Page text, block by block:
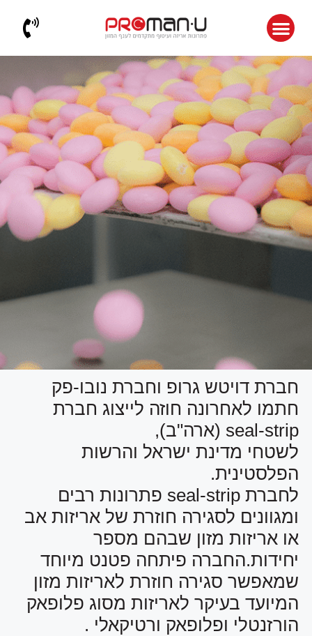
חברת דויטש גרופ וחברת נובו-פק
חתמו לאחרונה חוזה לייצוג חברת
seal-strip (ארה"ב),
לשטחי מדינת ישראל והרשות
הפלסטינית.
לחברת seal-strip פתרונות רבים
ומגוונים לסגירה חוזרת של אריזות אב
או אריזות מזון שבהם מספר
יחידות.החברה פיתחה פטנט מיוחד
שמאפשר סגירה חוזרת לאריזות מזון
המיועד בעיקר לאריזות מסוג פלופאק
הורזנטלי ופלופאק ורטיקאלי .